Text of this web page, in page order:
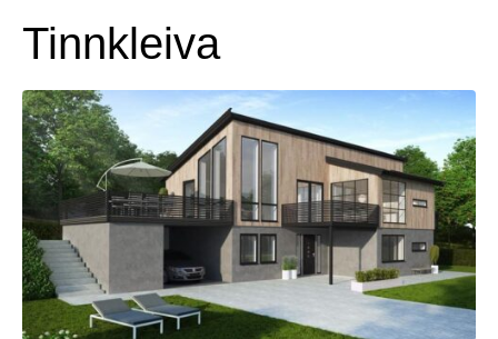
Tinnkleiva